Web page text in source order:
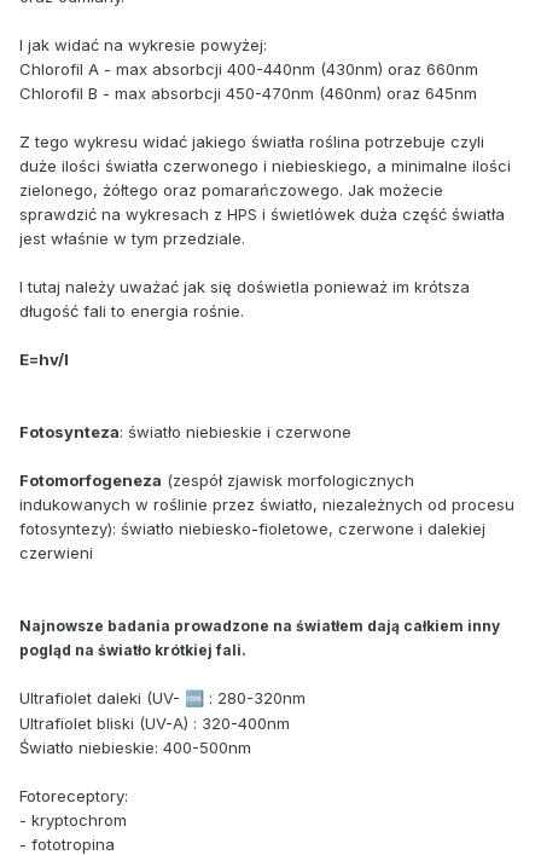
I jak widać na wykresie powyżej:
Chlorofil A - max absorbcji 400-440nm (430nm) oraz 660nm
Chlorofil B - max absorbcji 450-470nm (460nm) oraz 645nm
Z tego wykresu widać jakiego światła roślina potrzebuje czyli
duże ilości światła czerwonego i niebieskiego, a minimalne ilości
zielonego, żółtego oraz pomarańczowego. Jak możecie
sprawdzić na wykresach z HPS i świetlówek duża część światła
jest właśnie w tym przedziale.
I tutaj należy uważać jak się doświetla ponieważ im krótsza
długość fali to energia rośnie.
E=hv/l
Fotosynteza: światło niebieskie i czerwone
Fotomorfogeneza (zespół zjawisk morfologicznych
indukowanych w roślinie przez światło, niezależnych od procesu
fotosyntezy): światło niebiesko-fioletowe, czerwone i dalekiej
czerwieni
Najnowsze badania prowadzone na światłem dają całkiem inny
pogląd na światło krótkiej fali.
Ultrafiolet daleki (UV- 🆒 : 280-320nm
Ultrafiolet bliski (UV-A) : 320-400nm
Światło niebieskie: 400-500nm
Fotoreceptory:
- kryptochrom
- fototropina